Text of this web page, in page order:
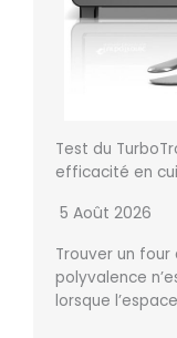
Test du
efficacité en
5 Août 2026
Trouver un
polyvalence
lorsque